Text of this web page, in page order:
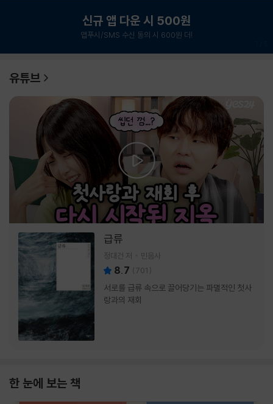
신규 앱 다운 시 500원
앱푸시/SMS 수신 동의 시 600원 더!
유튜브
급류
정대건 저 민음사
8.7 (701 )
서로를 급류 속으로 끌어당기는 파멸적인 첫사
랑과의 재회
한 눈에 보는 책